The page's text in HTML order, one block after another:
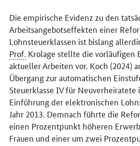
Die empirische Evidenz zu den
Arbeitsangebotseffekten einer
Lohnsteuerklassen ist bislang
Prof. Krolage stellte die vorläufigen
aktueller Arbeiten vor. Koch (2024)
Übergang zur automatischen
Steuerklasse IV für Neuverheiratete
Einführung der elektronischen
Jahr 2013. Demnach führte die
einen Prozentpunkt höheren
Frauen und einer um zwei